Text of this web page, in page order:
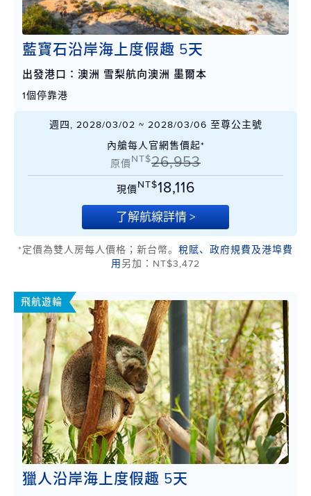
藍寶石沿岸海上度假趣 5天
出發港口：澳洲 雪梨航向澳洲 墨爾本
1個停靠港
週四, 2028/03/02 ~ 2028/03/06 至尊公主號
內艙每人官網售價起*
原價NT$26,953
現價NT$18,116
了解航線詳情 >
*定價為雙人房每人價格；新台幣。 稅賦、政府規費及港埠費
用 另加：NT$3,472
飛航遊輪
獵人沿岸海上度假趣 5天